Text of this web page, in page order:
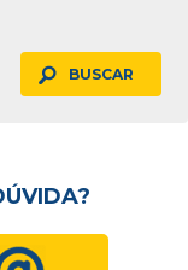
BUSCAR